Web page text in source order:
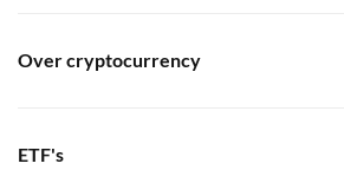
Over cryptocurrency
ETF's